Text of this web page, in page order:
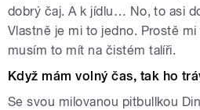
dobrý čaj. A k jídlu… No, to asi
Vlastně je mi to jedno. Prostě
musím to mít na čistém talíři.
Když mám volný čas, tak ho
Se svou milovanou pitbullkou